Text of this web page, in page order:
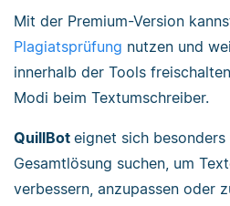
Mit der Premium-Version
Plagiatsprüfung nutzen und
innerhalb der Tools
Modi beim Textumschreiber.
QuillBot eignet sich
Gesamtlösung suchen, um
verbessern, anzupassen oder